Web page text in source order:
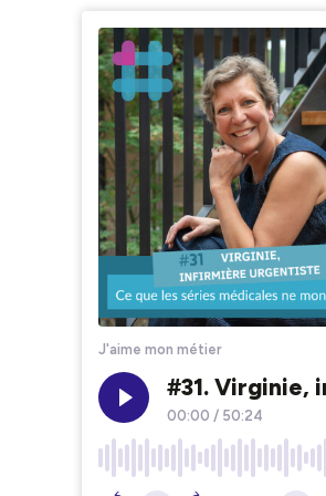
J'aime mon métier
#31. Virginie,
00:00 / 50:24